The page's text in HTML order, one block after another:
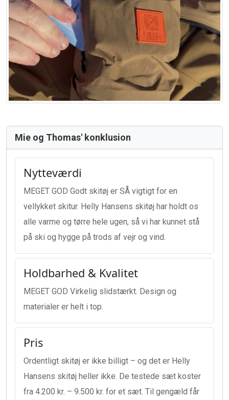
Mie og Thomas' konklusion
Nytteværdi
MEGET GOD Godt skitøj er SÅ vigtigt for en
vellykket skitur. Helly Hansens skitøj har holdt os
alle varme og tørre hele ugen, så vi har kunnet stå
på ski og hygge på trods af vejr og vind.
Holdbarhed & Kvalitet
MEGET GOD Virkelig slidstærkt. Design og
materialer er helt i top.
Pris
Ordentligt skitøj er ikke billigt – og det er Helly
Hansens skitøj heller ikke. De testede sæt koster
fra 4.200 kr. – 9.500 kr. for et sæt. Til gengæld får